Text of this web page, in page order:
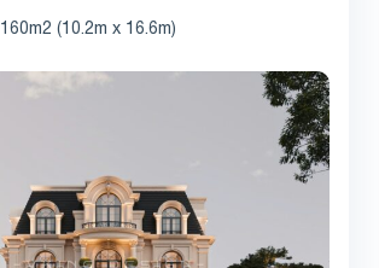
160m2 (10.2m x 16.6m)